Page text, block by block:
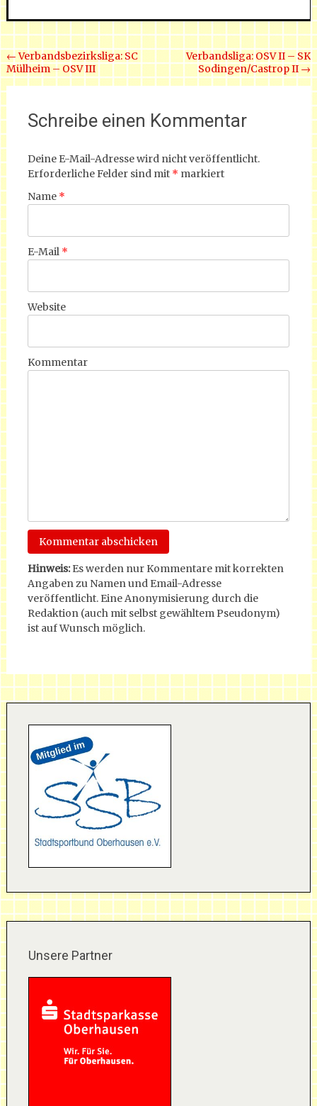
Beitrags Navigation
←Verbandsbezirksliga: SC
Mülheim – OSV III
Verbandsliga: OSV II – SK
Sodingen/Castrop II →
Schreibe einen Kommentar
Deine E-Mail-Adresse wird nicht veröffentlicht.
Erforderliche Felder sind mit * markiert
Name *
E-Mail *
Website
Kommentar
Hinweis:Es werden nur Kommentare mit korrekten
Angaben zu Namen und Email-Adresse
veröffentlicht. Eine Anonymisierung durch die
Redaktion (auch mit selbst gewähltem Pseudonym)
ist auf Wunsch möglich.
Unsere Partner